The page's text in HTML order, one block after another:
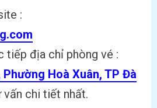
:
tiếp địa chỉ phòng vé :
Phường Hoà Xuân, TP Đà
chi tiết nhất.